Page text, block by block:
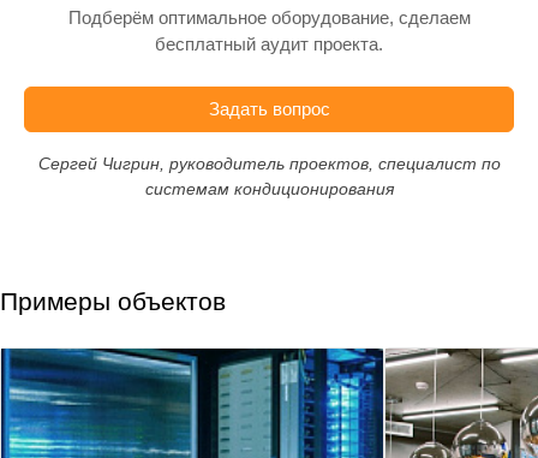
Подберём оптимальное оборудование, сделаем
бесплатный аудит проекта.
Задать вопрос
Сергей Чигрин, руководитель проектов, специалист по
системам кондиционирования
Примеры объектов